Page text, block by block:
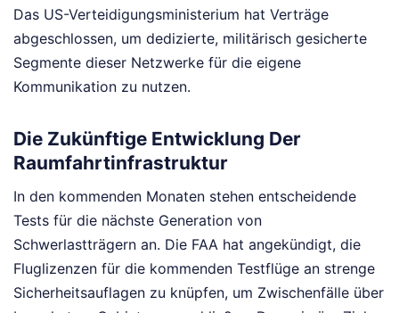
Das US-Verteidigungsministerium hat Verträge
abgeschlossen, um dedizierte, militärisch gesicherte
Segmente dieser Netzwerke für die eigene
Kommunikation zu nutzen.
Die Zukünftige Entwicklung Der
Raumfahrtinfrastruktur
In den kommenden Monaten stehen entscheidende
Tests für die nächste Generation von
Schwerlastträgern an. Die FAA hat angekündigt, die
Fluglizenzen für die kommenden Testflüge an strenge
Sicherheitsauflagen zu knüpfen, um Zwischenfälle über